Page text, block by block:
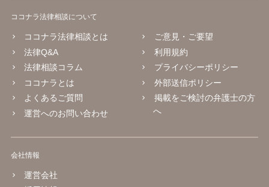
ココナラ法律相談について
ココナラ法律相談とは
法律Q&A
法律相談コラム
ココナラとは
よくあるご質問
運営へのお問い合わせ
ご意見・ご要望
利用規約
プライバシーポリシー
外部送信ポリシー
掲載をご検討の弁護士の方
へ
会社情報
運営会社